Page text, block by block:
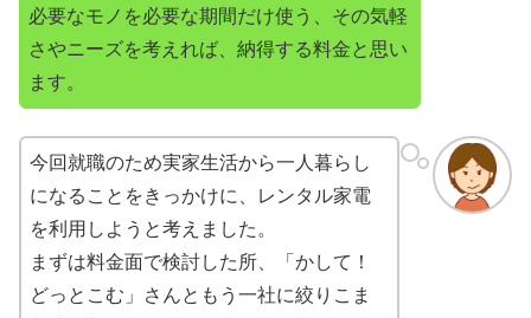
必要なモノを必要な期間だけ使う、その気軽
さやニーズを考えれば、納得する料金と思い
ます。
今回就職のため実家生活から一人暮らし
になることをきっかけに、レンタル家電
を利用しようと考えました。
まずは料金面で検討した所、「かして！
どっとこむ」さんともう一社に絞りこま